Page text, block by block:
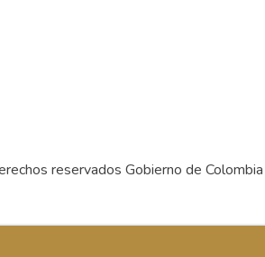
reservados Gobierno de Colombia